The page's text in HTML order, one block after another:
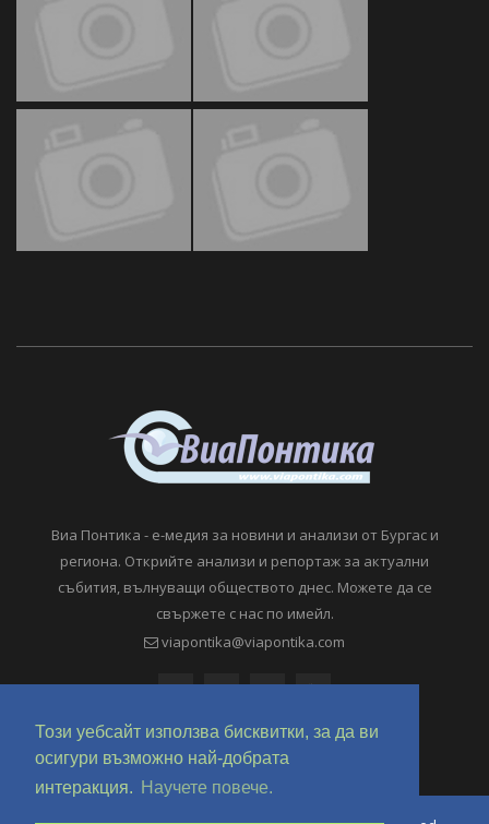
Този уебсайт използва бисквитки, за да ви
осигури възможно най-добрата
интеракция.
Научете повече.
Виа Понтика - е-медия за новини и анализи от Бургас и
региона. Открийте анализи и репортаж за актуални
събития, вълнуващи обществото днес. Можете да се
свържете с нас по имейл.
viapontika@viapontika.com